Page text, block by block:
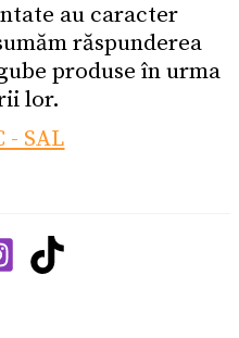
au caracter
răspunderea
produse în urma
lor.